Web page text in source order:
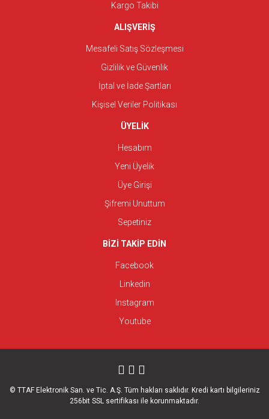
Kargo Takibi
ALIŞVERİŞ
Mesafeli Satış Sözleşmesi
Gizlilik ve Güvenlik
İptal ve İade Şartları
Kişisel Veriler Politikası
ÜYELİK
Hesabım
Yeni Üyelik
Üye Girişi
Şifremi Unuttum
Sepetiniz
BİZİ TAKİP EDİN
Facebook
Linkedin
Instagram
Youtube
© TTAF Elektronik San. ve Tic. A.Ş. Tüm hakları saklıdır. Kredi kartı bilgileriniz
256bit SSL sertifikası ile korunmaktadır.